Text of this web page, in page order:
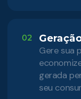
02
Gere sua
gerada
seu